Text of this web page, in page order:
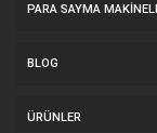
PARA SAYMA
BLOG
ÜRÜNLER